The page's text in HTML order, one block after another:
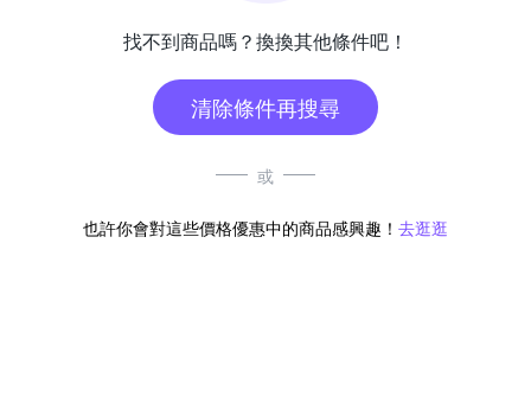
找不到商品嗎？換換其他條件吧！
清除條件再搜尋
或
也許你會對這些價格優惠中的商品感興趣！ 去逛逛